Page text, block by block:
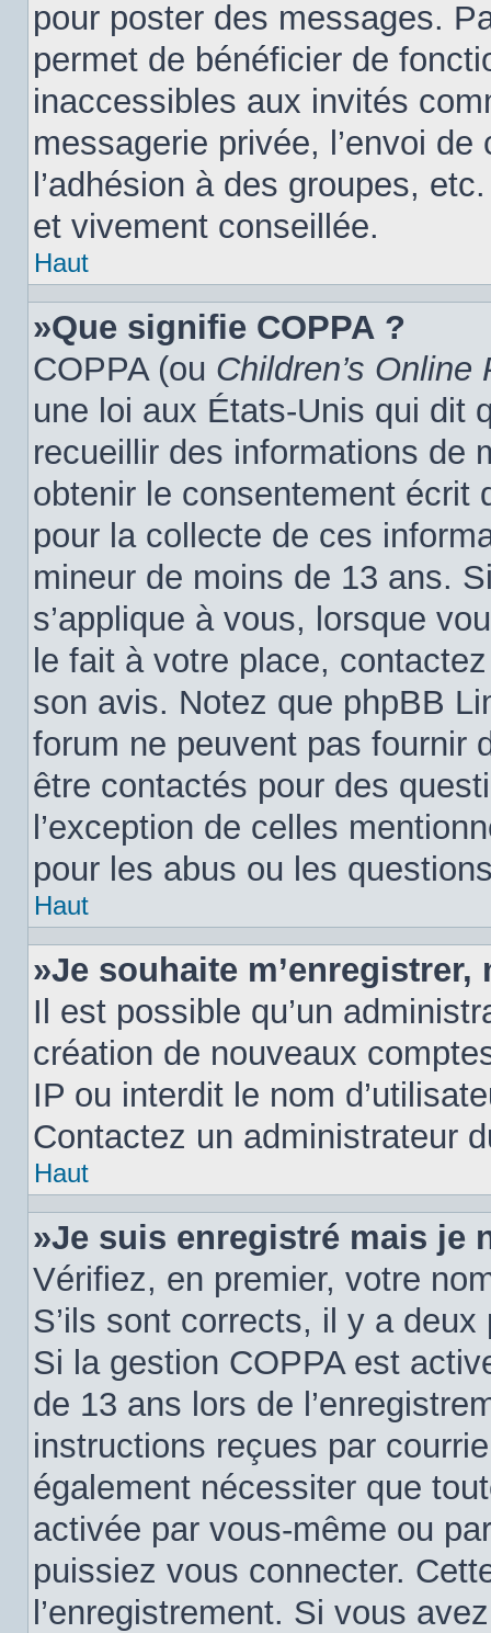
pour poster des messages.
permet de bénéficier de
inaccessibles aux invités
messagerie privée, l’envoi
l’adhésion à des groupes,
et vivement conseillée.
Haut
»Que signifie COPPA ?
COPPA (ou Children’s
une loi aux États-Unis qui dit
recueillir des informations de
obtenir le consentement écrit
pour la collecte de ces
mineur de moins de 13 ans.
s’applique à vous, lorsque
le fait à votre place,
son avis. Notez que phpBB
forum ne peuvent pas fournir
être contactés pour des
l’exception de celles
pour les abus ou les
Haut
»Je souhaite
Il est possible qu’un
création de nouveaux
IP ou interdit le nom
Contactez un administrateur
Haut
»Je suis enregistré mais je
Vérifiez, en premier, votre
S’ils sont corrects, il y a
Si la gestion COPPA est
de 13 ans lors de
instructions reçues par
également nécessiter que
activée par vous-même ou
puissiez vous connecter.
l’enregistrement. Si vous